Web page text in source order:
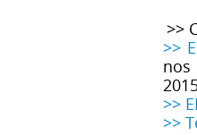
>>
>>
nos
>>
>>